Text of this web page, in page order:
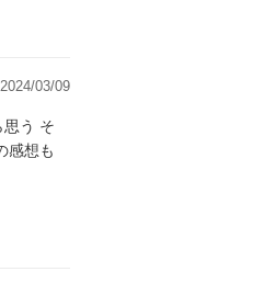
2024/03/09
う そ